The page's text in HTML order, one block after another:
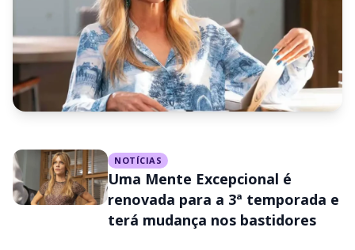
Uma Mente Excepcional sofre
mudança inesperada e 3ª
temporada é adiada
NOTÍCIAS
Uma Mente Excepcional é
renovada para a 3ª temporada e
terá mudança nos bastidores